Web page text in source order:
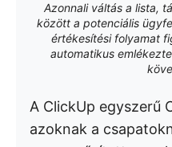
Azonnali váltás a lista,
között a potenciális
értékesítési folyamat
automatikus
A ClickUp egyszerű
azoknak a